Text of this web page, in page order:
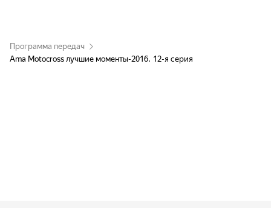
Программа передач
Ama Motocross лучшие моменты-2016. 12-я серия